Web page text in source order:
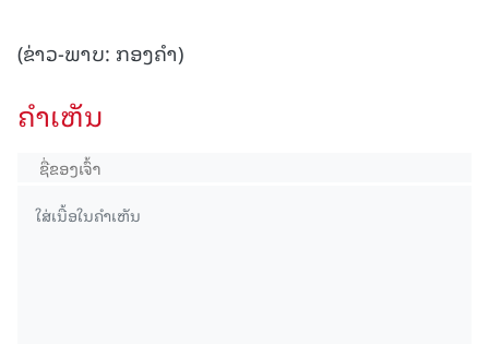
(ຂ່າວ-ພາບ: ກອງຄໍາ)
ຄໍາເຫັນ